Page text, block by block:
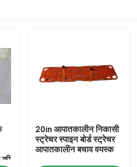
की
20in आपातकालीन निकासी
स्ट्रेचर स्पाइन बोर्ड स्ट्रेचर
आपातकालीन बचाव वयस्क